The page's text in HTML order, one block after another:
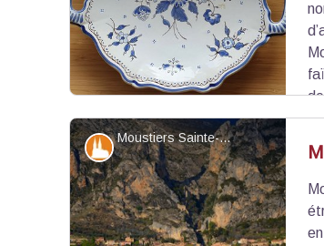
Voir l'image en plein
nombreux châteaux ou maisons
anciennes de Moustiers. On peut
au Louvre.
Moustiers Sainte-Marie - ©Stefano Blanc - PNR Verdon
Patrimoine et histoire